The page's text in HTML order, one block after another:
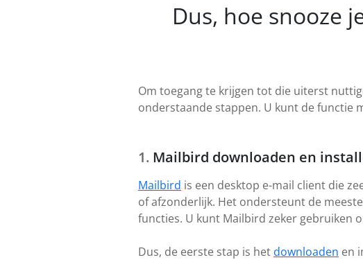
Dus, hoe snooze
Om toegang te krijgen tot die uiterst
onderstaande stappen. U kunt de functie
Mailbird downloaden en
Mailbird is een desktop e-mail client die
of afzonderlijk. Het ondersteunt de
functies. U kunt Mailbird zeker gebruiken
Dus, de eerste stap is het downloaden en